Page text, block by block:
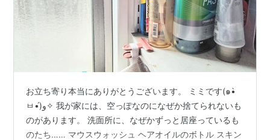
お立ち寄り本当にありがとうございます。 ミミです(๑•̀
ㅂ•́)و✧ ​我が家には、空っぽなのになぜか捨てられないも
のがあります。 洗面所に、なぜかずっと居座っているも
のたち…… ​マウスウォッシュ ​ヘアオイルのボトル スキン